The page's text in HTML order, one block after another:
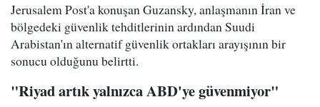
Jerusalem Post'a konuşan Guzansky, anlaşmanın İran ve
bölgedeki güvenlik tehditlerinin ardından Suudi
Arabistan'ın alternatif güvenlik ortakları arayışının bir
sonucu olduğunu belirtti.
"Riyad artık yalnızca ABD'ye güvenmiyor"